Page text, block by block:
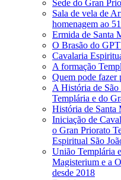
Sede do Gran
Sala de vela de
homenagem ao
Ermida de Santa
O Brasão do
Cavalaria
A formação
Quem pode fazer
A História de São
Templária e do
História de Santa
Iniciação de
o Gran Priorato
Espiritual São
União Templária
Magisterium e a
desde 2018